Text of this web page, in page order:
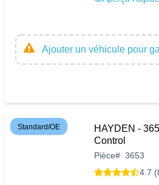
Ajouter un véhicule pour
Standard/OE
HAYDEN -
Control
Pièce# 3653
4.7